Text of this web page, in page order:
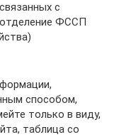
с
ФССП
способом,
только в виду,
таблица со